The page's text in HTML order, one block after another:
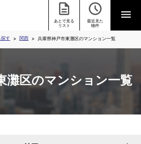
あとで見る
リスト
最近見た
物件
探す 関西 兵庫県神戸市東灘区のマンション一覧
灘区のマンション一覧